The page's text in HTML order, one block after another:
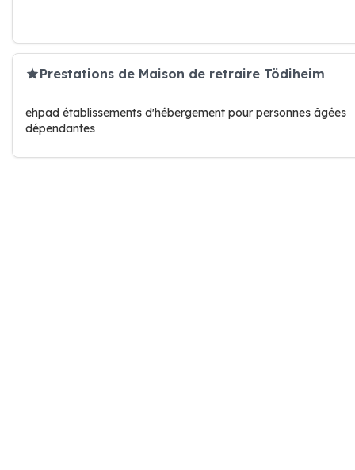
Prestations de Maison de retraire Tödiheim
ehpad établissements d'hébergement pour personnes âgées
dépendantes